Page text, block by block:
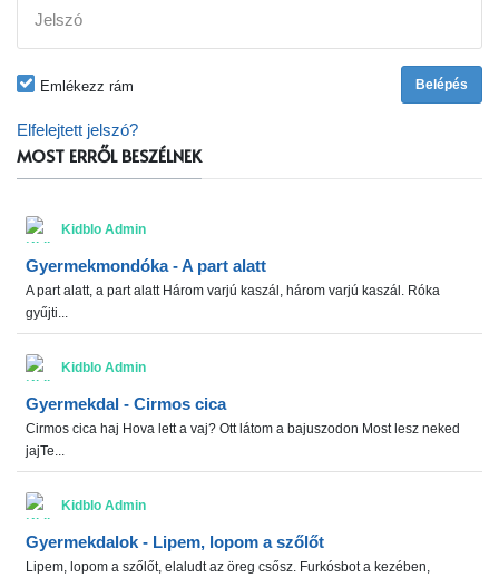
Jelszó
Emlékezz rám
Elfelejtett jelszó?
MOST ERRŐL BESZÉLNEK
Kidblo Admin
Gyermekmondóka - A part alatt
A part alatt, a part alatt Három varjú kaszál, három varjú kaszál. Róka
gyűjti...
Kidblo Admin
Gyermekdal - Cirmos cica
Cirmos cica haj Hova lett a vaj? Ott látom a bajuszodon Most lesz neked
jajTe...
Kidblo Admin
Gyermekdalok - Lipem, lopom a szőlőt
Lipem, lopom a szőlőt, elaludt az öreg csősz. Furkósbot a kezében,